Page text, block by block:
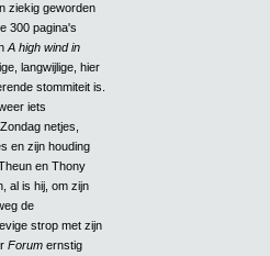
ziekig geworden
300 pagina's
A high wind in
langwijlige, hier
stommiteit is.
iets
netjes,
en zijn houding
en Thony
al is hij, om zijn
de
strop met zijn
Forumernstig